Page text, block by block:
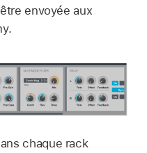
envoyée aux
chaque rack